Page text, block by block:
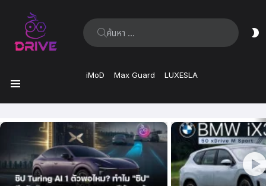
ค้นหา:
iMoD Max Guard LUXESLA
ล่าสุด